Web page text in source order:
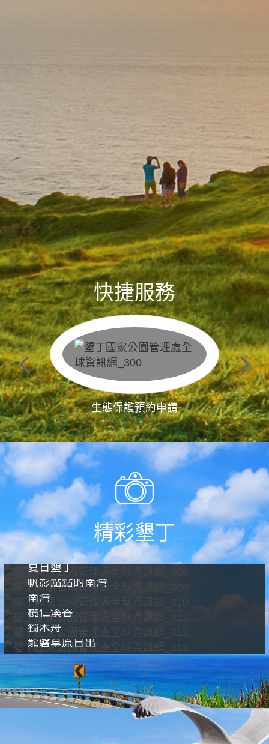
快捷服務
生態保護預約申請
精彩墾丁
夏日墾丁
帆影點點的南灣
南灣
欖仁溪谷
獨木舟
龍磐草原日出